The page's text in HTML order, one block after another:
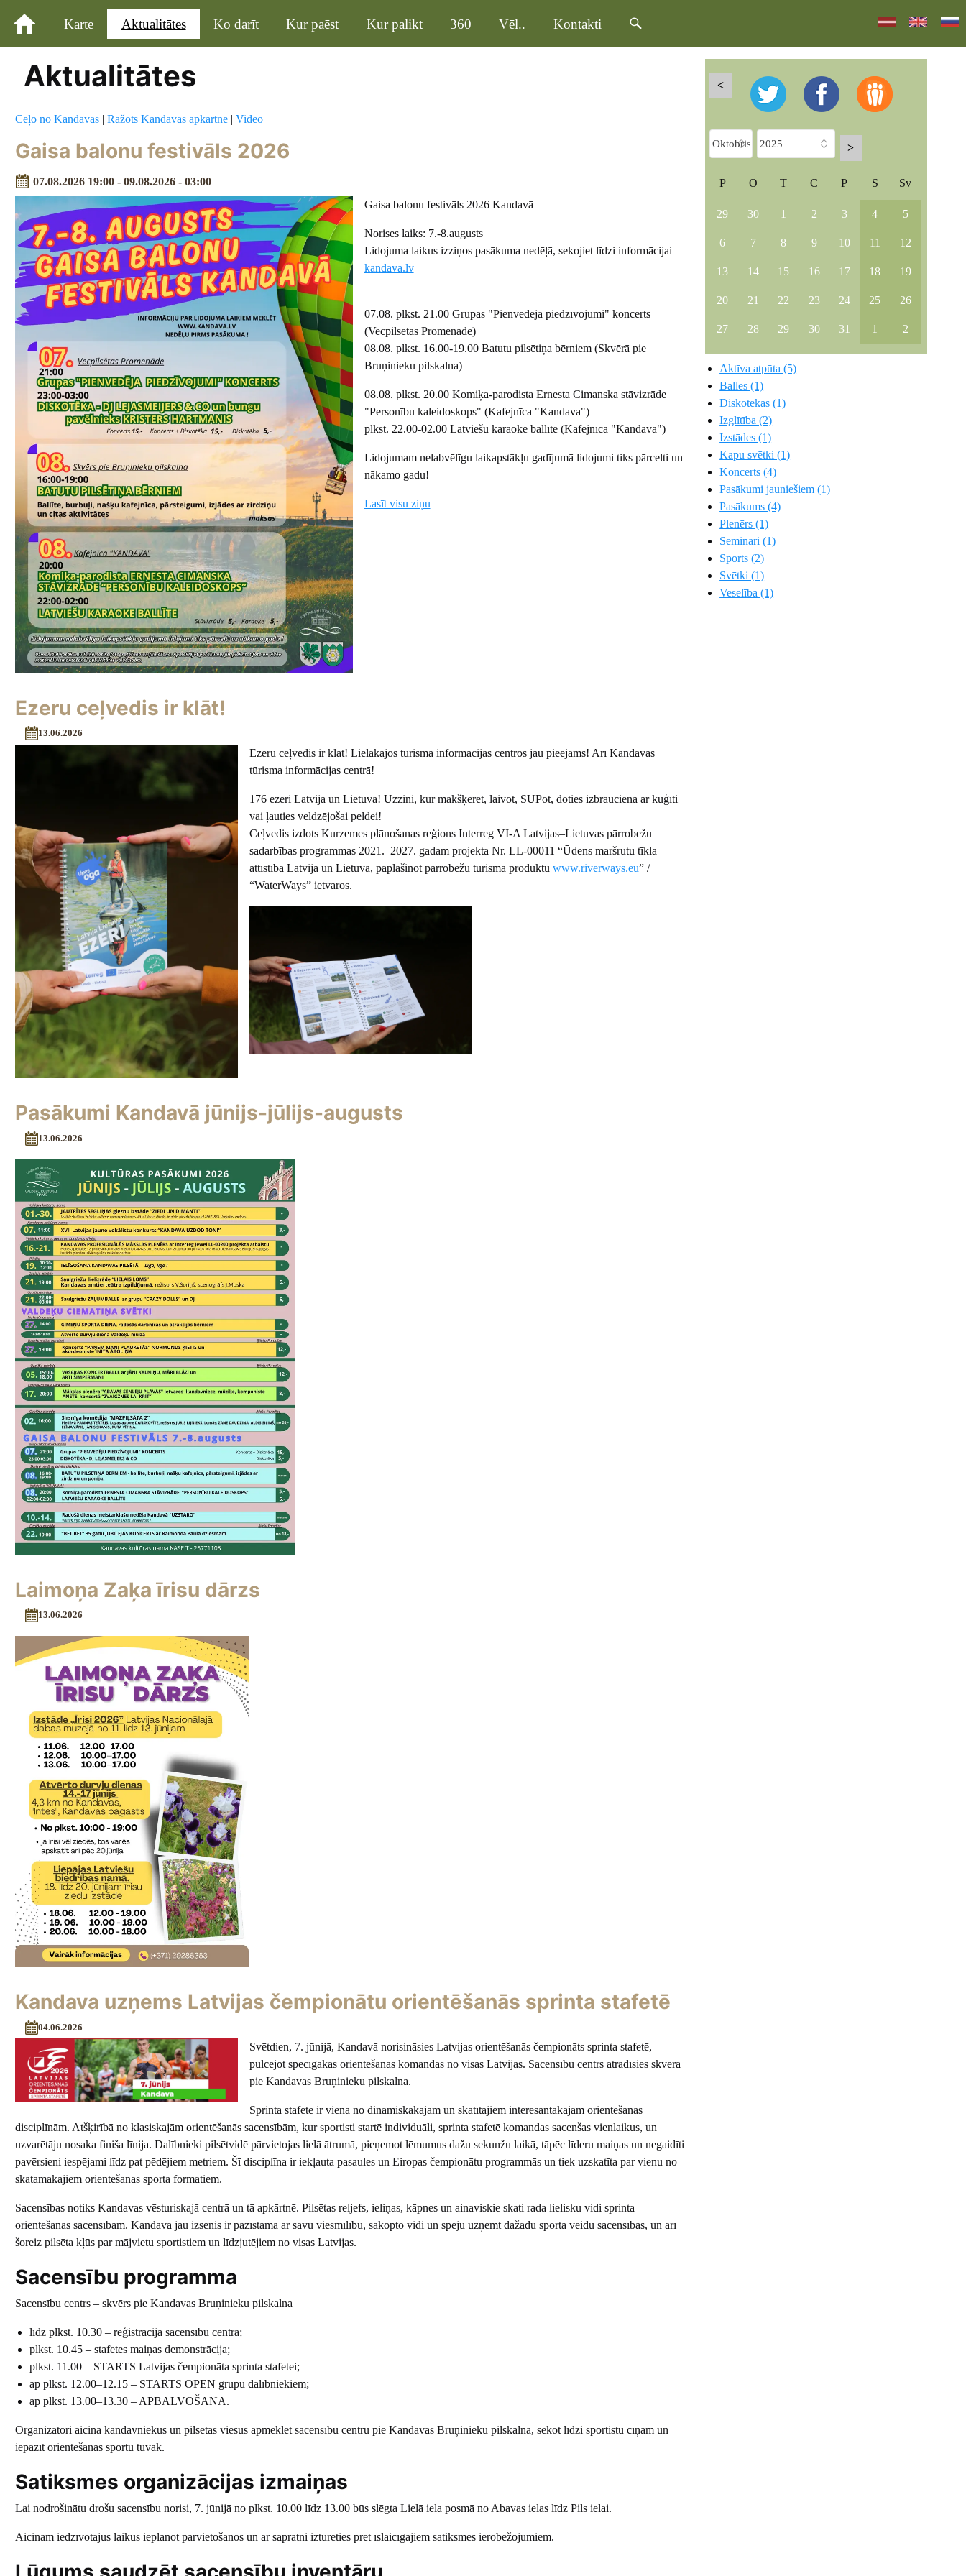
Karte Aktualitātes Ko darīt Kur paēst Kur palikt 360 Vēl.. Kontakti
Aktualitātes
Ceļo no Kandavas |Ražots Kandavas apkārtnē |Video
Gaisa balonu festivāls 2026
07.08.2026 19:00 - 09.08.2026 - 03:00
Gaisa balonu festivāls 2026 Kandavā
Norises laiks: 7.-8.augusts
Lidojuma laikus izziņos pasākuma nedēļā, sekojiet līdzi informācijai
kandava.lv
07.08. plkst. 21.00 Grupas "Pienvedēja piedzīvojumi" koncerts
(Vecpilsētas Promenādē)
08.08. plkst. 16.00-19.00 Batutu pilsētiņa bērniem (Skvērā pie
Bruņinieku pilskalna)
08.08. plkst. 20.00 Komiķa-parodista Ernesta Cimanska stāvizrāde
"Personību kaleidoskops" (Kafejnīca "Kandava")
plkst. 22.00-02.00 Latviešu karaoke ballīte (Kafejnīca "Kandava")
Lidojumam nelabvēlīgu laikapstākļu gadījumā lidojumi tiks pārcelti un
nākamo gadu!
Lasīt visu ziņu
Ezeru ceļvedis ir klāt!
13.06.2026
Ezeru ceļvedis ir klāt! Lielākajos tūrisma informācijas centros jau pieejams! Arī Kandavas
tūrisma informācijas centrā!
176 ezeri Latvijā un Lietuvā! Uzzini, kur makšķerēt, laivot, SUPot, doties izbraucienā ar kuģīti
vai ļauties veldzējošai peldei!
Ceļvedis izdots Kurzemes plānošanas reģions Interreg VI-A Latvijas–Lietuvas pārrobežu
sadarbības programmas 2021.–2027. gadam projekta Nr. LL-00011 “Ūdens maršrutu tīkla
attīstība Latvijā un Lietuvā, paplašinot pārrobežu tūrisma produktuwww.riverways.eu” /
“WaterWays” ietvaros.
Pasākumi Kandavā jūnijs-jūlijs-augusts
13.06.2026
Laimoņa Zaķa īrisu dārzs
13.06.2026
Kandava uzņems Latvijas čempionātu orientēšanās sprinta stafetē
04.06.2026
Svētdien, 7. jūnijā, Kandavā norisināsies Latvijas orientēšanās čempionāts sprinta stafetē,
pulcējot spēcīgākās orientēšanās komandas no visas Latvijas. Sacensību centrs atradīsies skvērā
pie Kandavas Bruņinieku pilskalna.
Sprinta stafete ir viena no dinamiskākajām un skatītājiem interesantākajām orientēšanās
disciplīnām. Atšķirībā no klasiskajām orientēšanās sacensībām, kur sportisti startē individuāli, sprinta stafetē komandas sacenšas vienlaikus, un
uzvarētāju nosaka finiša līnija. Dalībnieki pilsētvidē pārvietojas lielā ātrumā, pieņemot lēmumus dažu sekunžu laikā, tāpēc līderu maiņas un negaidīti
pavērsieni iespējami līdz pat pēdējiem metriem. Šī disciplīna ir iekļauta pasaules un Eiropas čempionātu programmās un tiek uzskatīta par vienu no
skatāmākajiem orientēšanās sporta formātiem.
Sacensības notiks Kandavas vēsturiskajā centrā un tā apkārtnē. Pilsētas reljefs, ieliņas, kāpnes un ainaviskie skati rada lielisku vidi sprinta
orientēšanās sacensībām. Kandava jau izsenis ir pazīstama ar savu viesmīlību, sakopto vidi un spēju uzņemt dažādu sporta veidu sacensības, un arī
šoreiz pilsēta kļūs par mājvietu sportistiem un līdzjutējiem no visas Latvijas.
Sacensību programma
Sacensību centrs – skvērs pie Kandavas Bruņinieku pilskalna
līdz plkst. 10.30 – reģistrācija sacensību centrā;
plkst. 10.45 – stafetes maiņas demonstrācija;
plkst. 11.00 – STARTS Latvijas čempionāta sprinta stafetei;
ap plkst. 12.00–12.15 – STARTS OPEN grupu dalībniekiem;
ap plkst. 13.00–13.30 – APBALVOŠANA.
Organizatori aicina kandavniekus un pilsētas viesus apmeklēt sacensību centru pie Kandavas Bruņinieku pilskalna, sekot līdzi sportistu cīņām un
iepazīt orientēšanās sportu tuvāk.
Satiksmes organizācijas izmaiņas
Lai nodrošinātu drošu sacensību norisi, 7. jūnijā no plkst. 10.00 līdz 13.00 būs slēgta Lielā iela posmā no Abavas ielas līdz Pils ielai.
Aicinām iedzīvotājus laikus ieplānot pārvietošanos un ar sapratni izturēties pret īslaicīgajiem satiksmes ierobežojumiem.
<
>
P O T C P S Sv
29 30 1 2 3 4 5
6 7 8 9 10 11 12
13 14 15 16 17 18 19
20 21 22 23 24 25 26
27 28 29 30 31 1 2
Aktīva atpūta (5)
Balles (1)
Diskotēkas (1)
Izglītība (2)
Izstādes (1)
Kapu svētki (1)
Koncerts (4)
Pasākumi jauniešiem (1)
Pasākums (4)
Plenērs (1)
Semināri (1)
Sports (2)
Svētki (1)
Veselība (1)